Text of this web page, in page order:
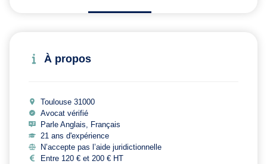
À propos
Toulouse 31000
Avocat vérifié
Parle Anglais, Français
21 ans d'expérience
N’accepte pas l’aide juridictionnelle
Entre 120 € et 200 € HT